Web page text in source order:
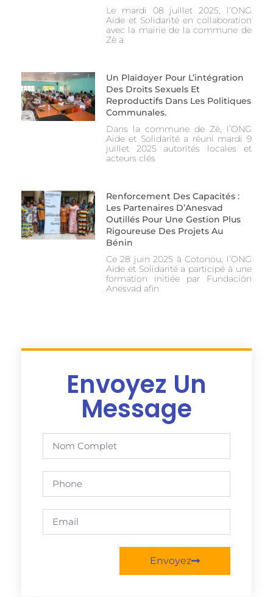
Le mardi 08 juillet 2025, l’ONG
Aide et Solidarité en collaboration
avec la mairie de la commune de
Zè a
Un Plaidoyer Pour L’intégration
Des Droits Sexuels Et
Reproductifs Dans Les Politiques
Communales.
Dans la commune de Zè, l’ONG
Aide et Solidarité a réuni mardi 9
juillet 2025 autorités locales et
acteurs clés
Renforcement Des Capacités :
Les Partenaires D’Anesvad
Outillés Pour Une Gestion Plus
Rigoureuse Des Projets Au
Bénin
Ce 28 juin 2025 à Cotonou, l’ONG
Aide et Solidarité a participé à une
formation initiée par Fundación
Anesvad afin
Envoyez Un
Message
Envoyez